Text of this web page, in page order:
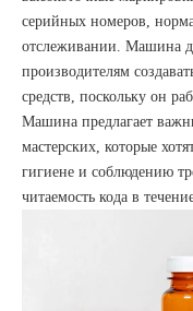
серийных номеров,
отслеживании. Машина
производителям
средств, поскольку он
Машина предлагает
мастерских, которые
гигиене и соблюдению
читаемость кода в